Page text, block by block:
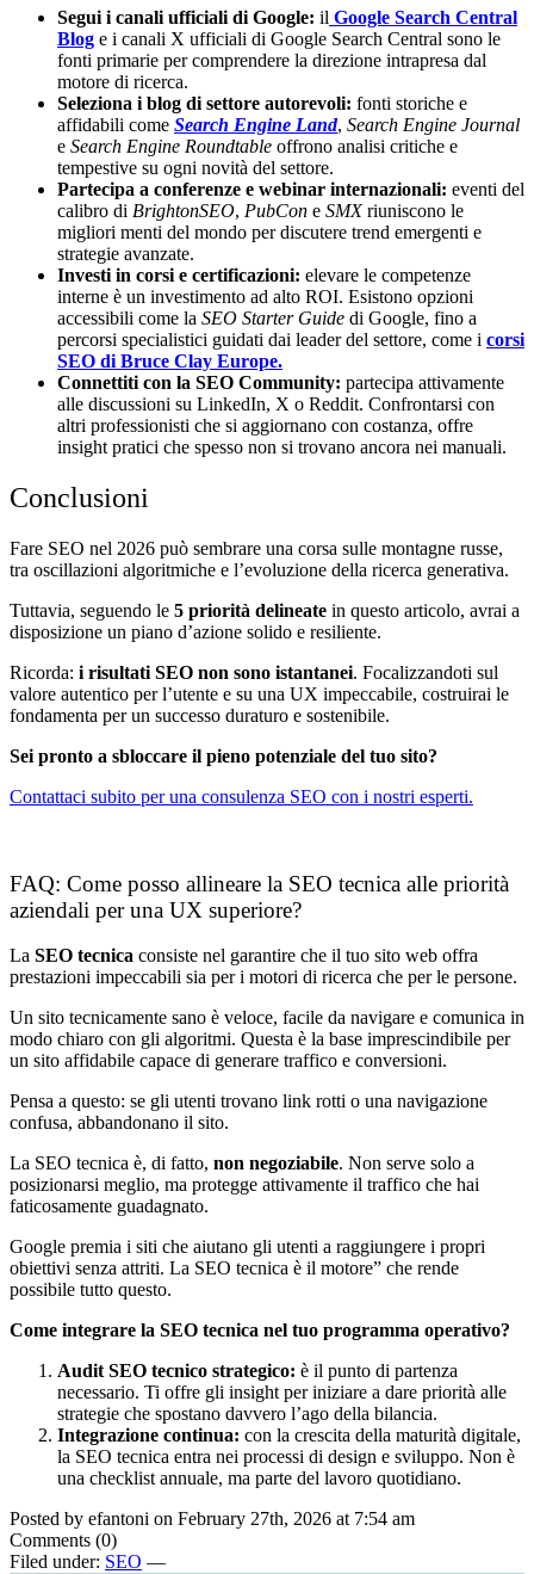
Segui i canali ufficiali di Google: il Google Search Central
Blog e i canali X ufficiali di Google Search Central sono le
fonti primarie per comprendere la direzione intrapresa dal
motore di ricerca.
Seleziona i blog di settore autorevoli: fonti storiche e
affidabili come Search Engine Land, Search Engine Journal
e Search Engine Roundtable offrono analisi critiche e
tempestive su ogni novità del settore.
Partecipa a conferenze e webinar internazionali: eventi del
calibro di BrightonSEO, PubCon e SMXriuniscono le
migliori menti del mondo per discutere trend emergenti e
strategie avanzate.
Investi in corsi e certificazioni: elevare le competenze
interne è un investimento ad alto ROI. Esistono opzioni
accessibili come la SEO Starter Guide di Google, fino a
percorsi specialistici guidati dai leader del settore, come i corsi
SEO di Bruce Clay Europe.
Connettiti con la SEO Community: partecipa attivamente
alle discussioni su LinkedIn, X o Reddit. Confrontarsi con
altri professionisti che si aggiornano con costanza, offre
insight pratici che spesso non si trovano ancora nei manuali.
Conclusioni
Fare SEO nel 2026 può sembrare una corsa sulle montagne russe,
tra oscillazioni algoritmiche e l’evoluzione della ricerca generativa.
Tuttavia, seguendo le 5 priorità delineate in questo articolo, avrai a
disposizione un piano d’azione solido e resiliente.
Ricorda: i risultati SEO non sono istantanei. Focalizzandoti sul
valore autentico per l’utente e su una UX impeccabile, costruirai le
fondamenta per un successo duraturo e sostenibile.
Sei pronto a sbloccare il pieno potenziale del tuo sito?
Contattaci subito per una consulenza SEO con i nostri esperti.
FAQ: Come posso allineare la SEO tecnica alle priorità
aziendali per una UX superiore?
La SEO tecnica consiste nel garantire che il tuo sito web offra
prestazioni impeccabili sia per i motori di ricerca che per le persone.
Un sito tecnicamente sano è veloce, facile da navigare e comunica in
modo chiaro con gli algoritmi. Questa è la base imprescindibile per
un sito affidabile capace di generare traffico e conversioni.
Pensa a questo: se gli utenti trovano link rotti o una navigazione
confusa, abbandonano il sito.
La SEO tecnica è, di fatto, non negoziabile. Non serve solo a
posizionarsi meglio, ma protegge attivamente il traffico che hai
faticosamente guadagnato.
Google premia i siti che aiutano gli utenti a raggiungere i propri
obiettivi senza attriti. La SEO tecnica è il motore” che rende
possibile tutto questo.
Come integrare la SEO tecnica nel tuo programma operativo?
Audit SEO tecnico strategico: è il punto di partenza
necessario. Ti offre gli insight per iniziare a dare priorità alle
strategie che spostano davvero l’ago della bilancia.
Integrazione continua: con la crescita della maturità digitale,
la SEO tecnica entra nei processi di design e sviluppo. Non è
una checklist annuale, ma parte del lavoro quotidiano.
Posted by efantoni on February 27th, 2026 at 7:54 am
Comments (0)
Filed under: SEO —